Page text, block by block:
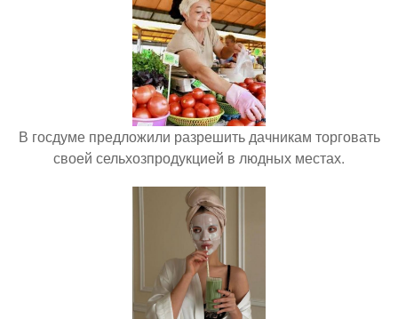
В госдуме предложили разрешить дачникам торговать
своей сельхозпродукцией в людных местах.